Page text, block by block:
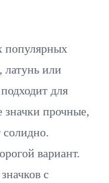
популярных
или
для
значки прочные,
солидно.
вариант.
с